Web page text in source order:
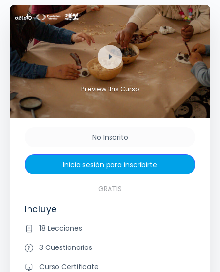
Preview this Curso
No Inscrito
Inicia sesión para inscribirte
GRATIS
Incluye
18 Lecciones
3 Cuestionarios
Curso Certificate